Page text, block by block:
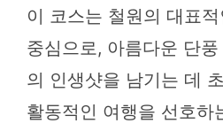
이 코스는 철원의 대표
중심으로, 아름다운 단
의 인생샷을 남기는 데
활동적인 여행을 선호하